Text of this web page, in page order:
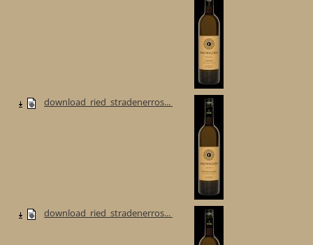
download_ried_stradenerros...
download_ried_stradenerros...